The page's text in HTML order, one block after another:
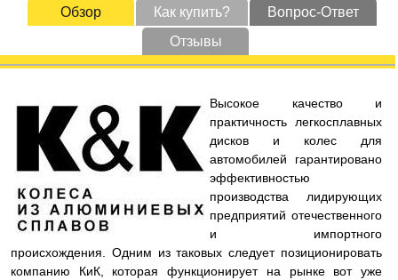
Обзор Как купить?
Вопрос-Ответ
Отзывы
Высокое качество и
практичность легкосплавных
дисков и колес для
автомобилей гарантировано
эффективностью
производства лидирующих
предприятий отечественного
и импортного
происхождения. Одним из таковых следует позиционировать
компанию КиК, которая функционирует на рынке вот уже